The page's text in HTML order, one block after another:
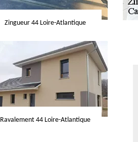
Zingueur 44 Loire-Atlantique
Ravalement 44 Loire-Atlantique